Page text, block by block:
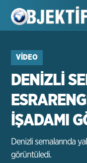
VIDEO
DENİZLİ
İŞADAMI
Denizli semalarında
görüntüledi.